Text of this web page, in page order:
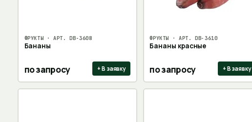
ФРУКТЫ · АРТ.DB-3608
Бананы
по запросу + В заявку
ФРУКТЫ · АРТ.DB-3610
Бананы красные
по запросу + В заявку